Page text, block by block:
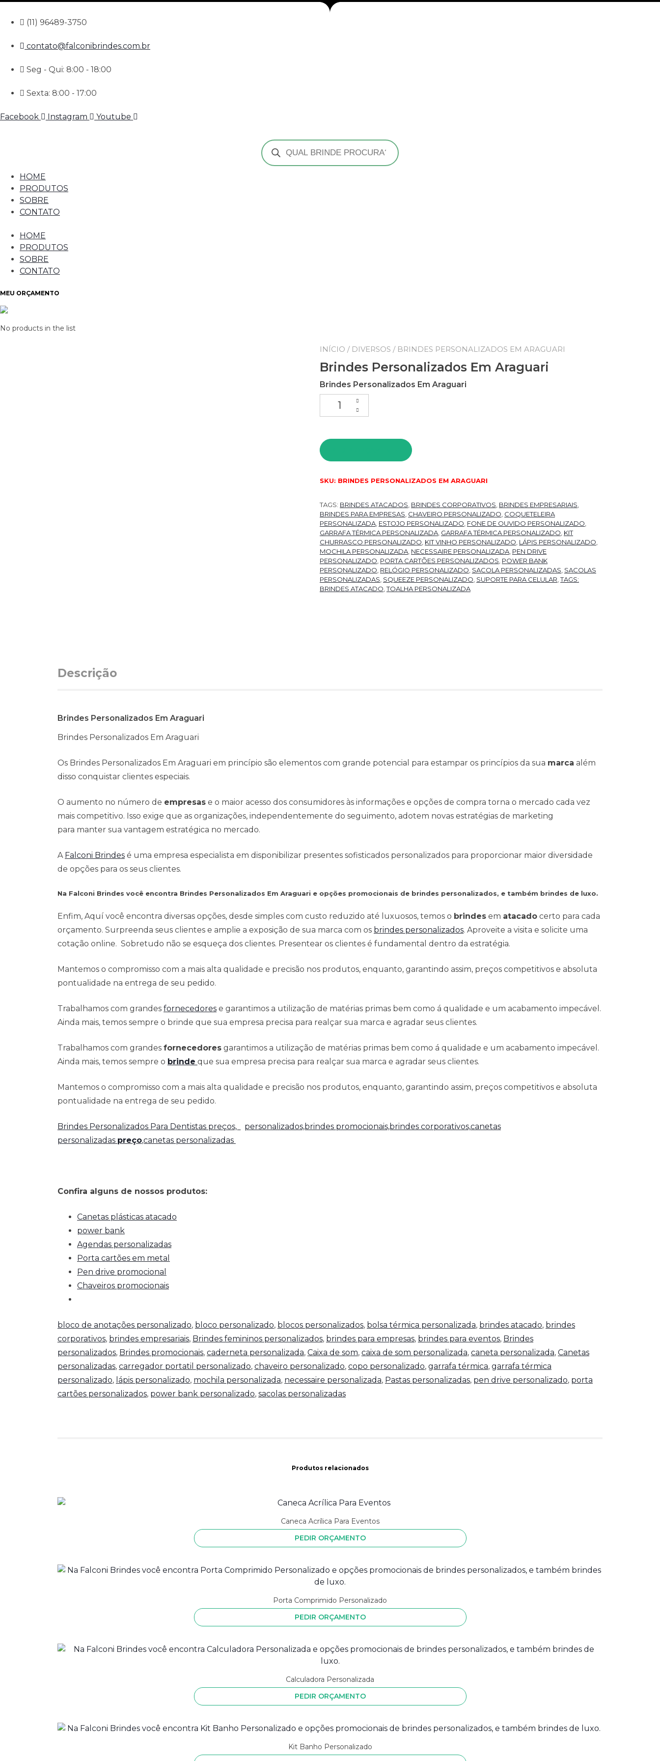
(11) 96489-3750
contato@falconibrindes.com.br
Seg - Qui: 8:00 - 18:00
Sexta: 8:00 - 17:00
Facebook Instagram Youtube
Pesquisar
produtos
HOME
PRODUTOS
SOBRE
CONTATO
HOME
PRODUTOS
SOBRE
CONTATO
MEU ORÇAMENTO
No products in the list
INÍCIO / DIVERSOS / BRINDES PERSONALIZADOS EM ARAGUARI
Brindes Personalizados Em Araguari
Brindes Personalizados Em Araguari
Brindes Personalizados Em Araguari quantidade
SKU: BRINDES PERSONALIZADOS EM ARAGUARI
TAGS: BRINDES ATACADOS BRINDES CORPORATIVOS BRINDES EMPRESARIAIS
BRINDES PARA EMPRESAS CHAVEIRO PERSONALIZADO COQUETELEIRA
PERSONALIZADA ESTOJO PERSONALIZADO FONE DE OUVIDO PERSONALIZADO
GARRAFA TÉRMICA PERSONALIZADA GARRAFA TÉRMICA PERSONALIZADO KIT
CHURRASCO PERSONALIZADO KIT VINHO PERSONALIZADO LÁPIS PERSONALIZADO
MOCHILA PERSONALIZADA NECESSAIRE PERSONALIZADA PEN DRIVE
PERSONALIZADO PORTA CARTÕES PERSONALIZADOS POWER BANK
PERSONALIZADO RELÓGIO PERSONALIZADO SACOLA PERSONALIZADAS SACOLAS
PERSONALIZADAS SQUEEZE PERSONALIZADO SUPORTE PARA CELULAR ,TAGS:
BRINDES ATACADO ,TOALHA PERSONALIZADA
Descrição
Brindes Personalizados Em Araguari
Brindes Personalizados Em Araguari
Os Brindes Personalizados Em Araguari em princípio são elementos com grande potencial para estampar os princípios da sua marca além
disso conquistar clientes especiais.
O aumento no número de empresas e o maior acesso dos consumidores às informações e opções de compra torna o mercado cada vez
mais competitivo. Isso exige que as organizações, independentemente do seguimento, adotem novas estratégias de marketing
para manter sua vantagem estratégica no mercado.
A Falconi Brindes é uma empresa especialista em disponibilizar presentes sofisticados personalizados para proporcionar maior diversidade
de opções para os seus clientes.
Na Falconi Brindes você encontra Brindes Personalizados Em Araguari e opções promocionais de brindes personalizados, e também brindes de luxo.
Enfim, Aquí você encontra diversas opções, desde simples com custo reduzido até luxuosos, temos o brindes em atacado certo para cada
orçamento. Surpreenda seus clientes e amplie a exposição de sua marca com os brindes personalizados. Aproveite a visita e solicite uma
cotação online. Sobretudo não se esqueça dos clientes. Presentear os clientes é fundamental dentro da estratégia.
Mantemos o compromisso com a mais alta qualidade e precisão nos produtos, enquanto, garantindo assim, preços competitivos e absoluta
pontualidade na entrega de seu pedido.
Trabalhamos com grandes fornecedores e garantimos a utilização de matérias primas bem como á qualidade e um acabamento impecável.
Ainda mais, temos sempre o brinde que sua empresa precisa para realçar sua marca e agradar seus clientes.
Trabalhamos com grandes fornecedores garantimos a utilização de matérias primas bem como á qualidade e um acabamento impecável.
Ainda mais, temos sempre o brinde que sua empresa precisa para realçar sua marca e agradar seus clientes.
Mantemos o compromisso com a mais alta qualidade e precisão nos produtos, enquanto, garantindo assim, preços competitivos e absoluta
pontualidade na entrega de seu pedido.
Brindes Personalizados Para Dentistas preços, personalizados,brindes promocionais,brindes corporativos,canetas
personalizadas preço,canetas personalizadas
Confira alguns de nossos produtos:
Canetas plásticas atacado
power bank
Agendas personalizadas
Porta cartões em metal
Pen drive promocional
Chaveiros promocionais
bloco de anotações personalizado, bloco personalizado, blocos personalizados, bolsa térmica personalizada, brindes atacado, brindes
corporativos, brindes empresariais, Brindes femininos personalizados, brindes para empresas, brindes para eventos, Brindes
personalizados, Brindes promocionais, caderneta personalizada, Caixa de som, caixa de som personalizada, caneta personalizada, Canetas
personalizadas, carregador portatil personalizado, chaveiro personalizado, copo personalizado, garrafa térmica, garrafa térmica
personalizado, lápis personalizado, mochila personalizada, necessaire personalizada, Pastas personalizadas, pen drive personalizado, porta
cartões personalizados, power bank personalizado, sacolas personalizadas
Produtos relacionados
Caneca Acrílica Para Eventos
PEDIR ORÇAMENTO
Porta Comprimido Personalizado
PEDIR ORÇAMENTO
Calculadora Personalizada
PEDIR ORÇAMENTO
Kit Banho Personalizado